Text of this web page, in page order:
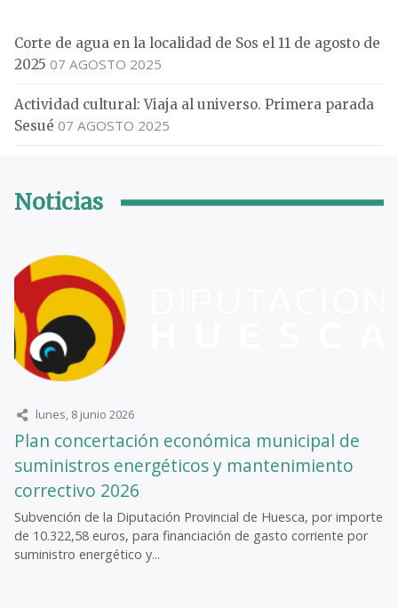
Corte de agua en la localidad de Sos el 11 de agosto de
2025 07 AGOSTO 2025
Actividad cultural: Viaja al universo. Primera parada
Sesué 07 AGOSTO 2025
Noticias
lunes, 8 junio 2026
Plan concertación económica municipal de
suministros energéticos y mantenimiento
correctivo 2026
Subvención de la Diputación Provincial de Huesca, por importe
de 10.322,58 euros, para financiación de gasto corriente por
suministro energético y...